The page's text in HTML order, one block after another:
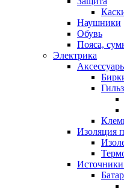
Наушники
Обувь
Пояса,
Электрика
Изоляция
Источники